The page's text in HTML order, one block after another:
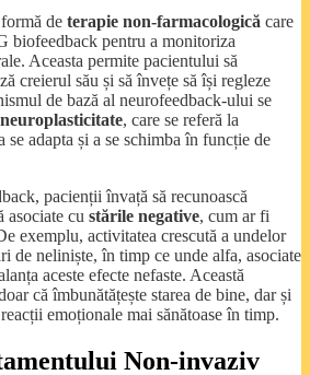
de terapie non-farmacologică care
biofeedback pentru a monitoriza
Aceasta permite pacientului să
creierul său și să învețe să își regleze
de bază al neurofeedback-ului se
neuroplasticitate, care se referă la
se adapta și a se schimba în funcție de
pacienții învață să recunoască
asociate cu stările negative, cum ar fi
exemplu, activitatea crescută a undelor
de neliniște, în timp ce unde alfa, asociate
aceste efecte nefaste. Această
că îmbunătățește starea de bine, dar și
emoționale mai sănătoase în timp.
Non-invaziv